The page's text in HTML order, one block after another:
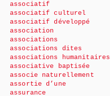
associatif
associatif culturel
associatif développé
association
associations
associations dites
associations humanitaires
associative baptisée
associe naturellement
assortie d’une
assurance